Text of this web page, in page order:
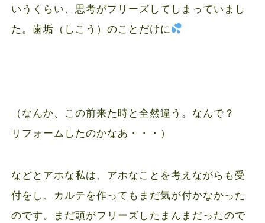
いうくらい、思考がフリーズしてしまっていまし
た。歯垢（しこう）のことだけに
（なんか、この前来た時と全然違う。なんで？
リフォームしたのかなあ・・・）
などとアホな私は、アホなことを考えながらも受
付をし、カルテを作ってもまだ気が付かなかった
のです。まだ頭がフリーズしたまんまだったので